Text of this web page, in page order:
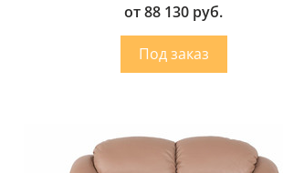
от 88 130 руб.